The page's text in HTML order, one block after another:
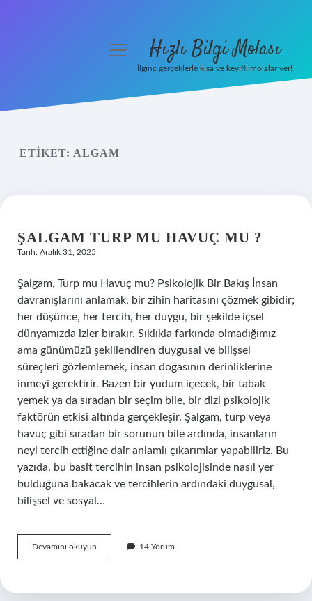
Yasal Uyarı
menüyüHızlı Bilgi Molası
İlginç gerçeklerle kısa ve keyifli molalar ver!
ETIKET: ALGAM
ŞALGAM TURP MU HAVUÇ MU ?
Tarih: Aralık 31, 2025
Şalgam, Turp mu Havuç mu? Psikolojik Bir Bakış İnsan
davranışlarını anlamak, bir zihin haritasını çözmek gibidir;
her düşünce, her tercih, her duygu, bir şekilde içsel
dünyamızda izler bırakır. Sıklıkla farkında olmadığımız
ama günümüzü şekillendiren duygusal ve bilişsel
süreçleri gözlemlemek, insan doğasının derinliklerine
inmeyi gerektirir. Bazen bir yudum içecek, bir tabak
yemek ya da sıradan bir seçim bile, bir dizi psikolojik
faktörün etkisi altında gerçekleşir. Şalgam, turp veya
havuç gibi sıradan bir sorunun bile ardında, insanların
neyi tercih ettiğine dair anlamlı çıkarımlar yapabiliriz. Bu
yazıda, bu basit tercihin insan psikolojisinde nasıl yer
bulduğuna bakacak ve tercihlerin ardındaki duygusal,
bilişsel ve sosyal…
Devamını okuyun
turp
mu
14 Yorum